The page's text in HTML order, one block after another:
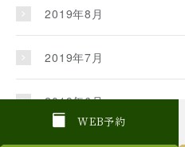
W EB予約
2019年8月
2019年7月
2019年6月